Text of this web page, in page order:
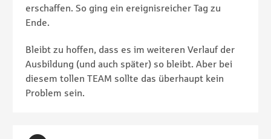
erschaffen. So ging ein ereignisreicher Tag zu
Ende.
Bleibt zu hoffen, dass es im weiteren Verlauf der
Ausbildung (und auch später) so bleibt. Aber bei
diesem tollen TEAM sollte das überhaupt kein
Problem sein.